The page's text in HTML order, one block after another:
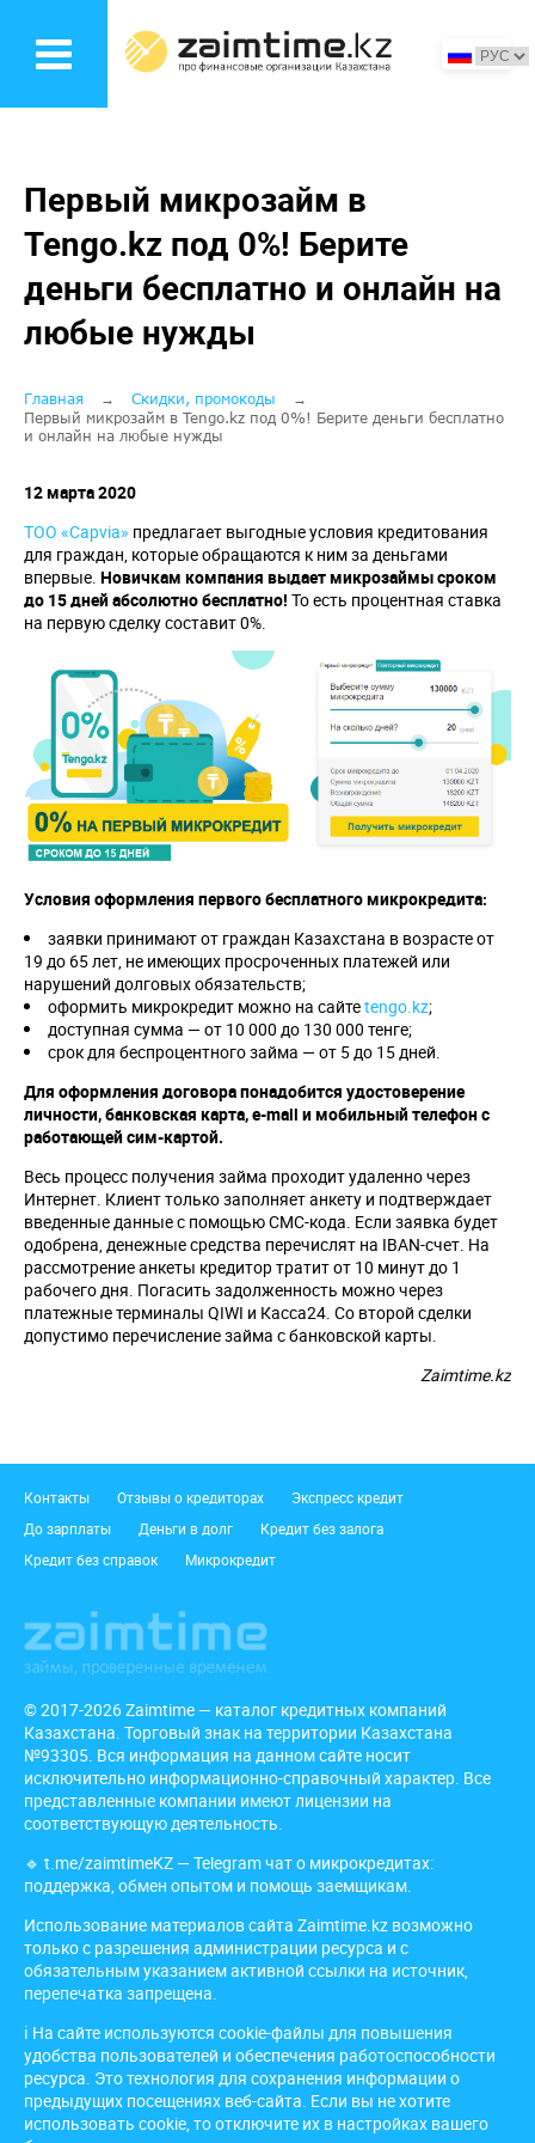
основному
Первый микрозайм в
Tengo.kz под 0%! Берите
деньги бесплатно и онлайн на
любые нужды
Строка
навигации
Главная
Скидки, промокоды
Первый микрозайм в Tengo.kz под 0%! Берите деньги бесплатно
и онлайн на любые нужды
12 марта 2020
ТОО «Capvia» предлагает выгодные условия кредитования
для граждан, которые обращаются к ним за деньгами
впервые. Новичкам компания выдает микрозаймы сроком
до 15 дней абсолютно бесплатно! То есть процентная ставка
на первую сделку составит 0%.
Условия оформления первого бесплатного микрокредита:
заявки принимают от граждан Казахстана в возрасте от
19 до 65 лет, не имеющих просроченных платежей или
нарушений долговых обязательств;
оформить микрокредит можно на сайтеtengo.kz;
доступная сумма — от 10 000 до 130 000 тенге;
срок для беспроцентного займа — от 5 до 15 дней.
Для оформления договора понадобится удостоверение
личности, банковская карта,e-mail и мобильный телефон с
работающей сим-картой.
Весь процесс получения займа проходит удаленно через
Интернет. Клиент только заполняет анкету и подтверждает
введенные данные с помощью СМС-кода. Если заявка будет
одобрена, денежные средства перечислят на IBAN-счет. На
рассмотрение анкеты кредитор тратит от 10 минут до 1
рабочего дня. Погасить задолженность можно через
платежные терминалы QIWI и Касса24. Со второй сделки
допустимо перечисление займа с банковской карты.
Zaimtime.kz
Подвал
Контакты Отзывы о кредиторах
Экспресс кредит
До зарплаты
Деньги в долг
Кредит без залога
Кредит без справок
Микрокредит
© 2017-2026 Zaimtime — каталог кредитных компаний
Казахстана. Торговый знак на территории Казахстана
№93305. Вся информация на данном сайте носит
исключительно информационно-справочный характер. Все
представленные компании имеют лицензии на
соответствующую деятельность.
🔹 t.me/zaimtimeKZ — Telegram чат о микрокредитах:
поддержка, обмен опытом и помощь заемщикам.
Использование материалов сайта Zaimtime.kz возможно
только с разрешения администрации ресурса и с
обязательным указанием активной ссылки на источник,
перепечатка запрещена.
ℹ️ На сайте используются cookie-файлы для повышения
удобства пользователей и обеспечения работоспособности
ресурса. Это технология для сохранения информации о
предыдущих посещениях веб-сайта. Если вы не хотите
использовать cookie, то отключите их в настройках вашего